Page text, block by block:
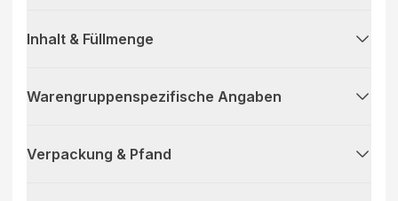
Inhalt & Füllmenge
Warengruppenspezifische Angaben
Verpackung & Pfand